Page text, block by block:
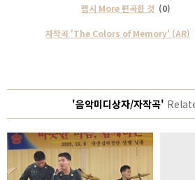
펩시 More 편곡한 것 (0)
자작곡 'The Colors of Memory' (AR)
'음악미디상자/자작곡'